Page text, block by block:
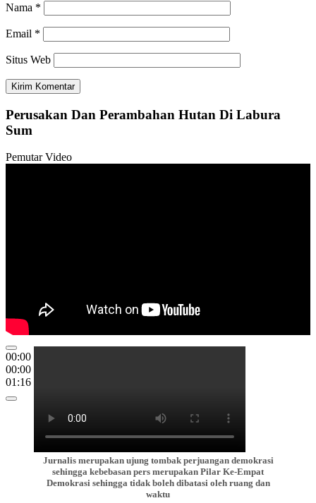
Nama *
Email *
Situs Web
Perusakan Dan Perambahan Hutan Di Labura
Sum
Pemutar Video
00:00
00:00
01:16
Jurnalis merupakan ujung tombak perjuangan demokrasi
sehingga kebebasan pers merupakan Pilar Ke-Empat
Demokrasi sehingga tidak boleh dibatasi oleh ruang dan
waktu